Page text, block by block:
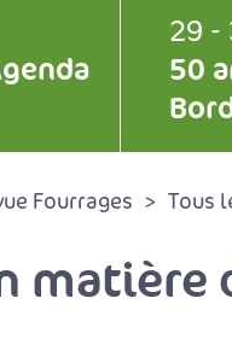
29 -
50
Fourrages Tous